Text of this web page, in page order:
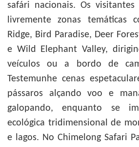
safári nacionais. Os
livremente zonas temáticas
Ridge, Bird Paradise, Deer
e Wild Elephant Valley,
veículos ou a bordo de
Testemunhe cenas
pássaros alçando voo e
galopando, enquanto se
ecológica tridimensional de
e lagos. No Chimelong Safari